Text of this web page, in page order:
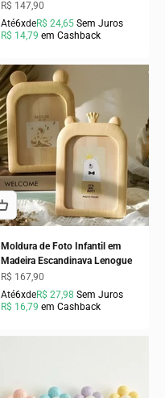
Preço promocional
R$ 147,90
Até6xdeR$ 24,65 Sem Juros
R$ 14,79 em Cashback
Moldura de Foto Infantil em
Madeira Escandinava Lenogue
Preço promocional
R$ 167,90
Até6xdeR$ 27,98 Sem Juros
R$ 16,79 em Cashback